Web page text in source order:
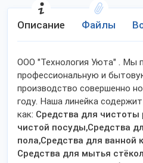
Описание Файлы
ООО "Технология Уюта" . Мы
профессиональную и
производство совершенно
году. Наша линейка
как: Средства для чистоты
чистой посуды,Средства
пола,Средства для ванной
Средства для мытья